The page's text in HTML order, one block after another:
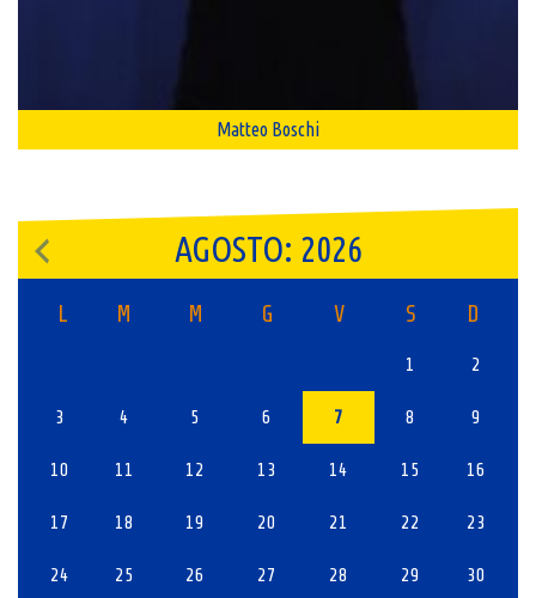
Matteo Boschi
AGOSTO: 2026
L M M G V S D
1 2
3 4 5 6 7 8 9
10 11 12 13 14 15 16
17 18 19 20 21 22 23
24 25 26 27 28 29 30